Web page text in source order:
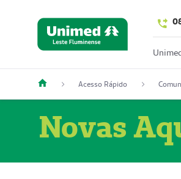
Acesso Rápido
Novas